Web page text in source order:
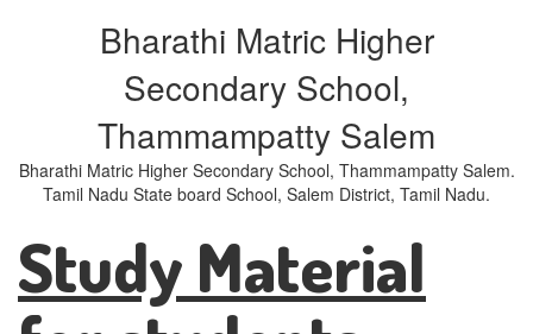
Bharathi Matric Higher
Secondary School,
Thammampatty Salem
Bharathi Matric Higher Secondary School, Thammampatty Salem.
Tamil Nadu State board School, Salem District, Tamil Nadu.
Study Material